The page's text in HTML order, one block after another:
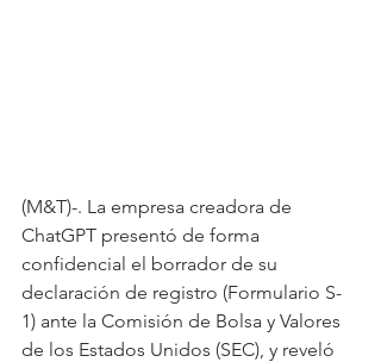
(M&T)-. La empresa creadora de
ChatGPT presentó de forma
confidencial el borrador de su
declaración de registro (Formulario S-
1) ante la Comisión de Bolsa y Valores
de los Estados Unidos (SEC), y reveló